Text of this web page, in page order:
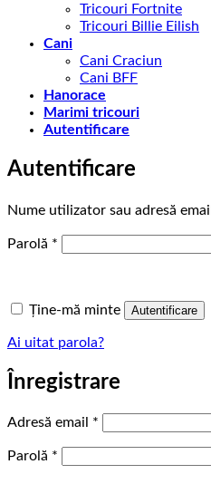
Tricouri Fortnite
Tricouri Billie Eilish
Cani
Cani Craciun
Cani BFF
Hanorace
Marimi tricouri
Autentificare
Autentificare
Nume utilizator sau adresă email
Parolă *
Ține-mă minte Autentificare
Ai uitat parola?
Înregistrare
Adresă email *
Parolă *